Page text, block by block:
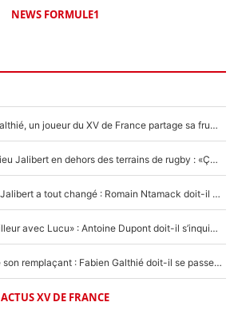
NEWS FORMULE1
Mis de côté par Fabien Galthié, un joueur du XV de France partage sa frustration : «ils ne me l’ont pas dit tout de suite»
La raison d'être de Matthieu Jalibert en dehors des terrains de rugby : «Ça m'atteint autant que si tu touches à un membre de ma famille»
XV de France - Matthieu Jalibert a tout changé : Romain Ntamack doit-il s’inquiéter pour sa place à un an de la Coupe du monde ?
«Le XV de France est meilleur avec Lucu» : Antoine Dupont doit-il s’inquiéter pour sa place ?
Le XV de France a trouvé son remplaçant : Fabien Galthié doit-il se passer d'Antoine Dupont ?
ACTUS XV DE FRANCE